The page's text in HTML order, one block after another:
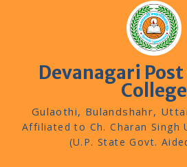
Devanagari
College
Gulaothi, Bulandshahr,